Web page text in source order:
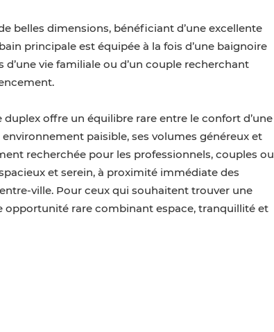
belles dimensions, bénéficiant d’une excellente
principale est équipée à la fois d’une baignoire
vie familiale ou d’un couple recherchant
offre un équilibre rare entre le confort d’une
paisible, ses volumes généreux et
recherchée pour les professionnels, couples ou
et serein, à proximité immédiate des
ville. Pour ceux qui souhaitent trouver une
opportunité rare combinant espace, tranquillité et